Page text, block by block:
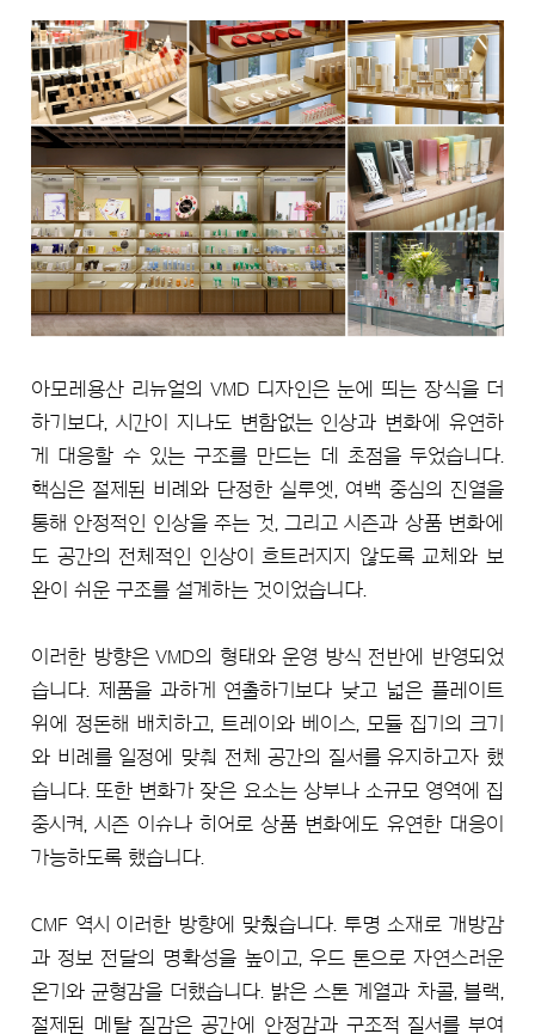
아모레용산 리뉴얼의 VMD 디자인은 눈에 띄는 장식을 더
하기보다, 시간이 지나도 변함없는 인상과 변화에 유연하
게 대응할 수 있는 구조를 만드는 데 초점을 두었습니다.
핵심은 절제된 비례와 단정한 실루엣, 여백 중심의 진열을
통해 안정적인 인상을 주는 것, 그리고 시즌과 상품 변화에
도 공간의 전체적인 인상이 흐트러지지 않도록 교체와 보
완이 쉬운 구조를 설계하는 것이었습니다.
이러한 방향은 VMD의 형태와 운영 방식 전반에 반영되었
습니다. 제품을 과하게 연출하기보다 낮고 넓은 플레이트
위에 정돈해 배치하고, 트레이와 베이스, 모듈 집기의 크기
와 비례를 일정에 맞춰 전체 공간의 질서를 유지하고자 했
습니다. 또한 변화가 잦은 요소는 상부나 소규모 영역에 집
중시켜, 시즌 이슈나 히어로 상품 변화에도 유연한 대응이
가능하도록 했습니다.
CMF 역시 이러한 방향에 맞췄습니다. 투명 소재로 개방감
과 정보 전달의 명확성을 높이고, 우드 톤으로 자연스러운
온기와 균형감을 더했습니다. 밝은 스톤 계열과 차콜, 블랙,
절제된 메탈 질감은 공간에 안정감과 구조적 질서를 부여